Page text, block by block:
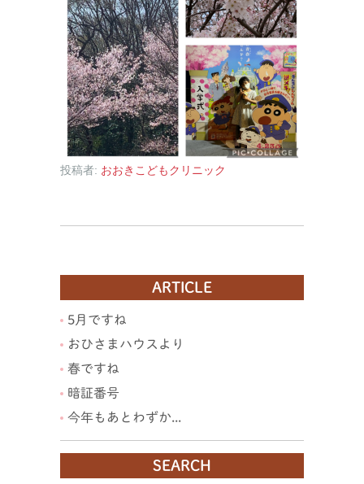
投稿者: おおきこどもクリニック
ARTICLE
5月ですね
おひさまハウスより
春ですね
暗証番号
今年もあとわずか...
SEARCH